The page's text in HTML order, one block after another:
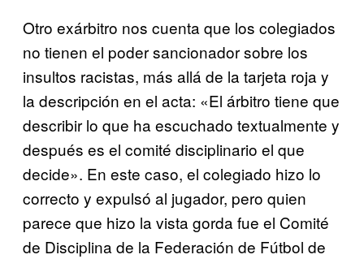
Otro exárbitro nos cuenta que los colegiados
no tienen el poder sancionador sobre los
insultos racistas, más allá de la tarjeta roja y
la descripción en el acta: «El árbitro tiene que
describir lo que ha escuchado textualmente y
después es el comité disciplinario el que
decide». En este caso, el colegiado hizo lo
correcto y expulsó al jugador, pero quien
parece que hizo la vista gorda fue el Comité
de Disciplina de la Federación de Fútbol de